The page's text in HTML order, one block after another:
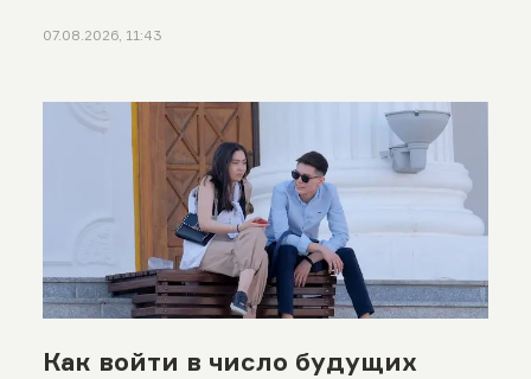
07.08.2026, 11:43
Как войти в число будущих